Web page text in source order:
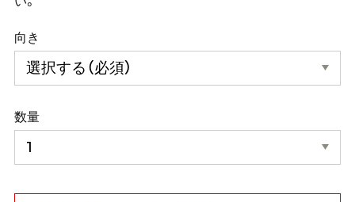
向き
数量